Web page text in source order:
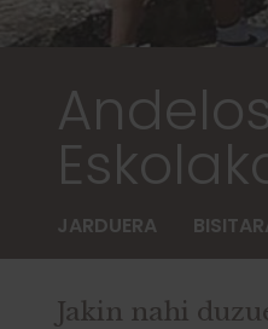
JARDUERA
Jakin nahi